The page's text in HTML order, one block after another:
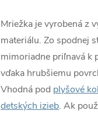
Mriežka je vyrobená z
materiálu. Zo spodnej
mimoriadne priľnavá k
vďaka hrubšiemu
Vhodná pod plyšové
detských izieb. Ak